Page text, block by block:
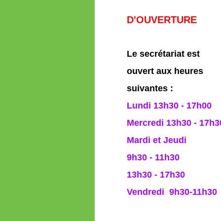
D'OUVERTURE
Le secrétariat est
ouvert aux heures
suivantes :
Lundi 13h30 - 17h00
Mercredi 13h30 -
Mardi et Jeudi
9h30 - 11h30
13h30 - 17h30
Vendredi 9h30-11h30